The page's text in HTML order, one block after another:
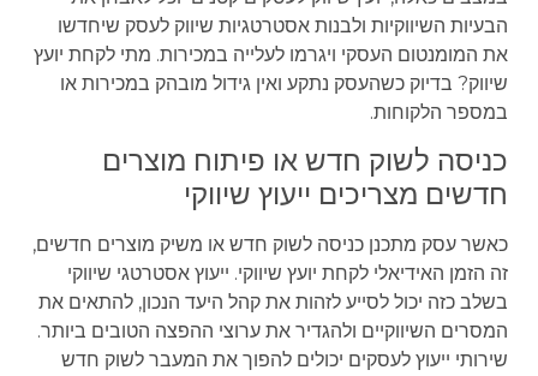
הבעיות השיווקיות ולבנות אסטרטגיות שיווק לעסק שיחדשו
את המומנטום העסקי ויגרמו לעלייה במכירות. מתי לקחת יועץ
שיווק? בדיוק כשהעסק נתקע ואין גידול מובהק במכירות או
במספר הלקוחות.
כניסה לשוק חדש או פיתוח מוצרים
חדשים מצריכים ייעוץ שיווקי
כאשר עסק מתכנן כניסה לשוק חדש או משיק מוצרים חדשים,
זה הזמן האידיאלי לקחת יועץ שיווקי. ייעוץ אסטרטגי שיווקי
בשלב כזה יכול לסייע לזהות את קהל היעד הנכון, להתאים את
המסרים השיווקיים ולהגדיר את ערוצי ההפצה הטובים ביותר.
שירותי ייעוץ לעסקים יכולים להפוך את המעבר לשוק חדש